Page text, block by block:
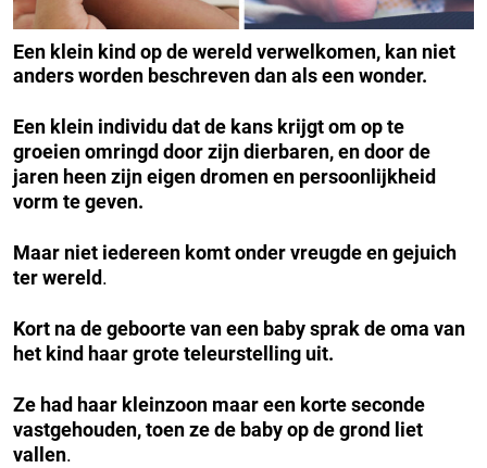
Een klein kind op de wereld verwelkomen, kan niet
anders worden beschreven dan als een wonder.
Een klein individu dat de kans krijgt om op te
groeien omringd door zijn dierbaren, en door de
jaren heen zijn eigen dromen en persoonlijkheid
vorm te geven.
Maar niet iedereen komt onder vreugde en gejuich
ter wereld.
Kort na de geboorte van een baby sprak de oma van
het kind haar grote teleurstelling uit.
Ze had haar kleinzoon maar een korte seconde
vastgehouden, toen ze de baby op de grond liet
vallen.